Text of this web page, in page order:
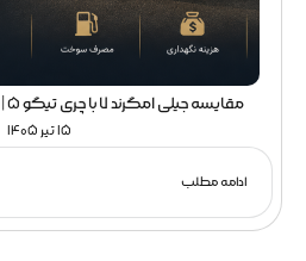
مقایسه جیلی امگرند 7 با چری تیگو 5 | امگرند 7 بخریم یا تیگو 5؟
15 تیر 1405
ادامه مطلب